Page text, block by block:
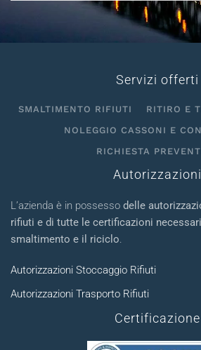
Servizi offerti
SMALTIMENTO RIFIUTI
RITIRO E
NOLEGGIO CASSONI E
RICHIESTA
Autorizzazioni
L’azienda è in possesso delle
rifiuti e di tutte le certificazioni
smaltimento e il riciclo.
Autorizzazioni Stoccaggio Rifiuti
Autorizzazioni Trasporto Rifiuti
Certificazione